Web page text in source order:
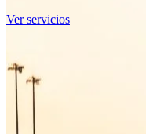
Ver servicios